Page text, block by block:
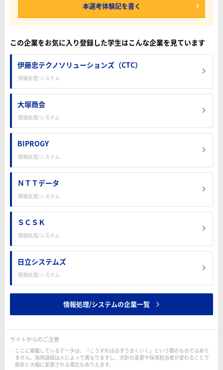
本選考体験記を書く
この企業をお気に入り登録した学生はこんな企業を見ています
伊藤忠テクノソリューションズ（CTC）
情報処理/システム
大塚商会
情報処理/システム
BIPROGY
情報処理/システム
ＮＴＴデータ
情報処理/システム
ＳＣＳＫ
情報処理/システム
日立システムズ
情報処理/システム
情報処理/システムの企業一覧
サイトからのご注意
ここに掲載しているデータは、「こうすれば必ずうまくいく」という類のものではあり
ません。採用過程は人によって異なりますし、方針の変更や採用担当者が変わることで
前年と大幅に変更される場合もありえます。